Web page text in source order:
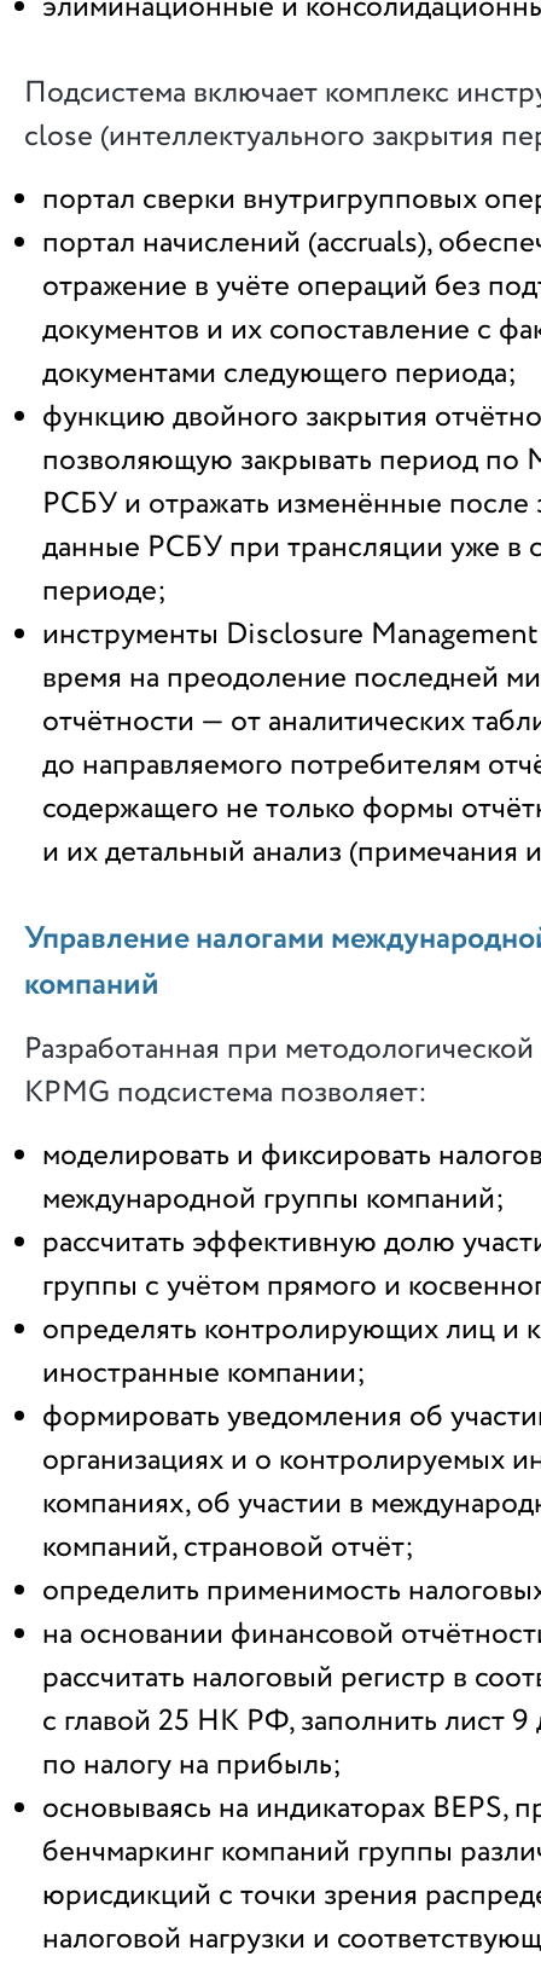
Подсистема включает комплекс
close (интеллектуального закрытия
портал сверки внутригрупповых
портал начислений (accruals),
отражение в учёте операций без
документов и их сопоставление с
документами следующего периода;
функцию двойного закрытия
позволяющую закрывать период
РСБУ и отражать изменённые
данные РСБУ при трансляции уже в
периоде;
инструменты Disclosure
время на преодоление последней
отчётности — от аналитических
до направляемого потребителям
содержащего не только формы
и их детальный анализ (примечания
Управление налогами
компаний
Разработанная при
KPMG подсистема позволяет:
моделировать и фиксировать
международной группы компаний;
рассчитать эффективную долю
группы с учётом прямого и
определять контролирующих лиц и
иностранные компании;
формировать уведомления об
организациях и о контролируемых
компаниях, об участии в
компаний, страновой отчёт;
определить применимость
на основании финансовой
рассчитать налоговый регистр в
с главой 25 НК РФ, заполнить лист 9
по налогу на прибыль;
основываясь на индикаторах BEPS,
бенчмаркинг компаний группы
юрисдикций с точки зрения
налоговой нагрузки и